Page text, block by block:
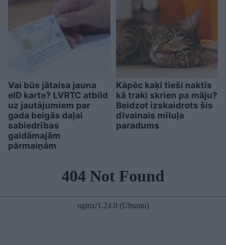
Vai būs jātaisa jauna
eID karte? LVRTC atbild
uz jautājumiem par
gada beigās daļai
sabiedrības
gaidāmajām
pārmaiņām
Kāpēc kaķi tieši naktīs
kā traki skrien pa māju?
Beidzot izskaidrots šis
dīvainais mīluļa
paradums